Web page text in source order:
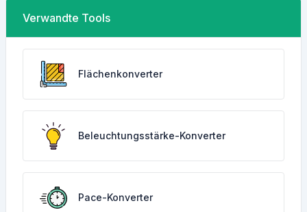
Verwandte Tools
Flächenkonverter
Beleuchtungsstärke-Konverter
Pace-Konverter